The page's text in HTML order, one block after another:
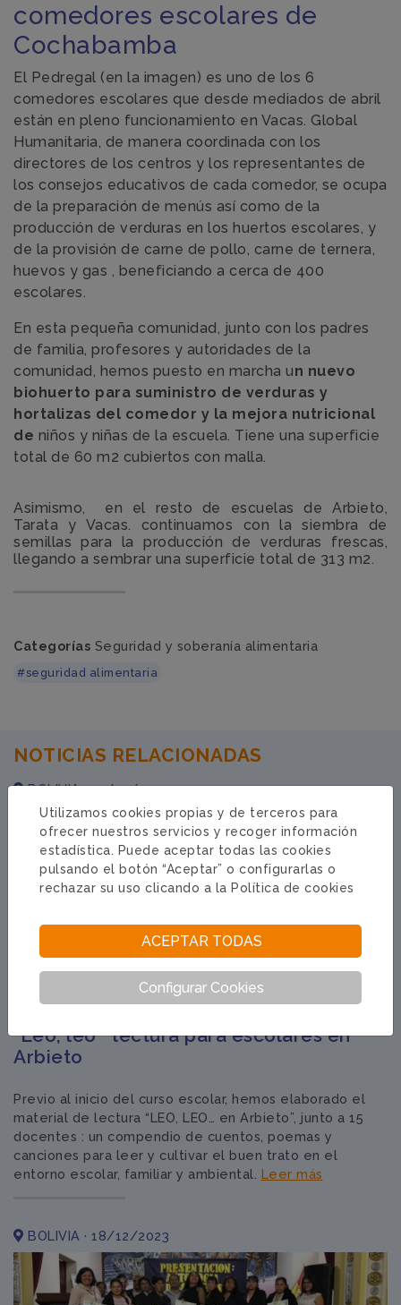
comedores escolares de
Cochabamba
El Pedregal (en la imagen) es uno de los 6
comedores escolares que desde mediados de abril
están en pleno funcionamiento en Vacas. Global
Humanitaria, de manera coordinada con los
directores de los centros y los representantes de
los consejos educativos de cada comedor, se ocupa
de la preparación de menús así como de la
producción de verduras en los huertos escolares, y
de la provisión de carne de pollo, carne de ternera,
huevos y gas , beneficiando a cerca de 400
escolares.
En esta pequeña comunidad, junto con los padres
de familia, profesores y autoridades de la
comunidad, hemos puesto en marcha un nuevo
biohuerto para suministro de verduras y
hortalizas del comedor y la mejora nutricional
de niños y niñas de la escuela. Tiene una superficie
total de 60 m2 cubiertos con malla.
Asimismo, en el resto de escuelas de Arbieto,
Tarata y Vacas. continuamos con la siembra de
semillas para la producción de verduras frescas,
llegando a sembrar una superficie total de 313 m2.
Categorías Seguridad y soberanía alimentaria
#seguridad alimentaria
NOTICIAS RELACIONADAS
BOLIVIA · 15/02/2024
"Leo, leo " lectura para escolares en
Arbieto
Previo al inicio del curso escolar, hemos elaborado el
material de lectura “LEO, LEO… en Arbieto”, junto a 15
docentes : un compendio de cuentos, poemas y
canciones para leer y cultivar el buen trato en el
entorno escolar, familiar y ambiental. Leer más
BOLIVIA · 18/12/2023
Utilizamos cookies propias y de terceros para
ofrecer nuestros servicios y recoger información
estadística. Puede aceptar todas las cookies
pulsando el botón “Aceptar” o configurarlas o
rechazar su uso clicando a la Política de cookies
ACEPTAR TODAS
Configurar Cookies